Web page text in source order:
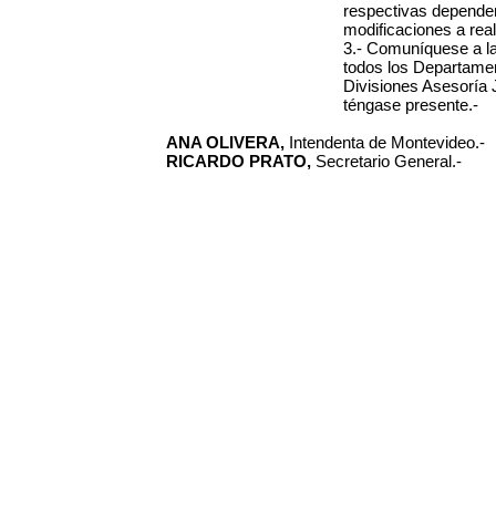
respectivas
modificaciones a
3.- Comuníquese a
todos los
Divisiones Asesoría
téngase presente.-
ANA OLIVERA, Intendenta de Montevideo.-
RICARDO PRATO, Secretario General.-